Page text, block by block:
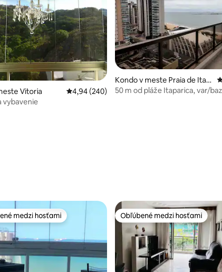
z 5, počet hodnotení: 186
Vitoria Priemerné ohodnotenie 4,94 z 5, počet
4,94 (240)
vybavenie
Kondo v meste Praia de Itap
arica
50 m od pláže Itaparica, var/
medzi hosťami
medzi hosťami Obľúbené medzi hosťami
Obľúbené medzi hosťami